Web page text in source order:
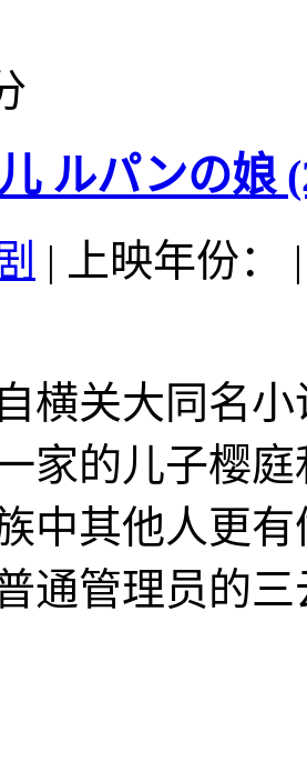
ルパンの娘
| 上映年份：
|
横关大同名
家的儿子樱
中其他人更
通管理员的